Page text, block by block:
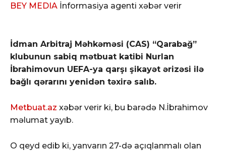
BEY MEDIA İnformasiya agenti xəbər verir
İdman Arbitraj Məhkəməsi (CAS) “Qarabağ”
klubunun sabiq mətbuat katibi Nurlan
İbrahimovun UEFA-ya qarşı şikayət ərizəsi ilə
bağlı qərarını yenidən təxirə salıb.
Metbuat.az xəbər verir ki, bu barədə N.İbrahimov
məlumat yayıb.
O qeyd edib ki, yanvarın 27-də açıqlanmalı olan